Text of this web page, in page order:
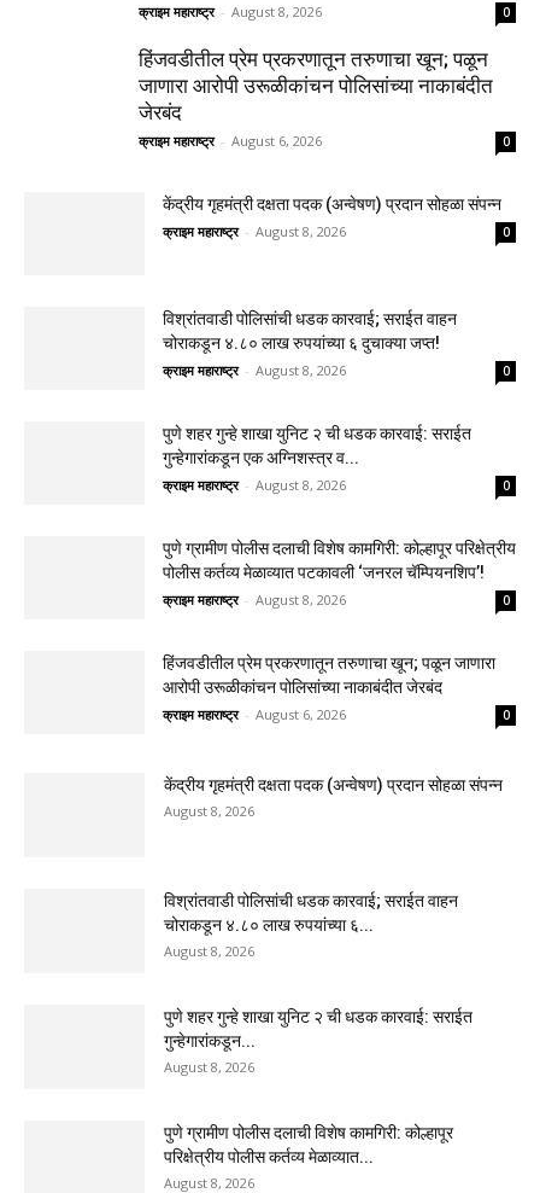
क्राइम महाराष्ट्र - August 8, 2026 0
हिंजवडीतील प्रेम प्रकरणातून तरुणाचा खून; पळून
जाणारा आरोपी उरूळीकांचन पोलिसांच्या नाकाबंदीत
जेरबंद
क्राइम महाराष्ट्र - August 6, 2026 0
केंद्रीय गृहमंत्री दक्षता पदक (अन्वेषण) प्रदान सोहळा संपन्न
क्राइम महाराष्ट्र - August 8, 2026 0
विश्रांतवाडी पोलिसांची धडक कारवाई; सराईत वाहन
चोराकडून ४.८० लाख रुपयांच्या ६ दुचाक्या जप्त!
क्राइम महाराष्ट्र - August 8, 2026 0
पुणे शहर गुन्हे शाखा युनिट २ ची धडक कारवाई: सराईत
गुन्हेगारांकडून एक अग्निशस्त्र व...
क्राइम महाराष्ट्र - August 8, 2026 0
पुणे ग्रामीण पोलीस दलाची विशेष कामगिरी: कोल्हापूर परिक्षेत्रीय
पोलीस कर्तव्य मेळाव्यात पटकावली ‘जनरल चॅम्पियनशिप’!
क्राइम महाराष्ट्र - August 8, 2026 0
हिंजवडीतील प्रेम प्रकरणातून तरुणाचा खून; पळून जाणारा
आरोपी उरूळीकांचन पोलिसांच्या नाकाबंदीत जेरबंद
क्राइम महाराष्ट्र - August 6, 2026 0
केंद्रीय गृहमंत्री दक्षता पदक (अन्वेषण) प्रदान सोहळा संपन्न
August 8, 2026
विश्रांतवाडी पोलिसांची धडक कारवाई; सराईत वाहन
चोराकडून ४.८० लाख रुपयांच्या ६...
August 8, 2026
पुणे शहर गुन्हे शाखा युनिट २ ची धडक कारवाई: सराईत
गुन्हेगारांकडून...
August 8, 2026
पुणे ग्रामीण पोलीस दलाची विशेष कामगिरी: कोल्हापूर
परिक्षेत्रीय पोलीस कर्तव्य मेळाव्यात...
August 8, 2026